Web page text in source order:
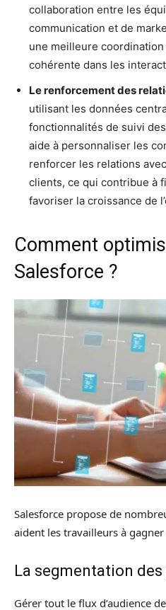
collaboration entre les
communication et de
une meilleure
cohérente dans les
Le renforcement des
utilisant les données
fonctionnalités de suivi
aide à personnaliser les
renforcer les relations
clients, ce qui contribue à
favoriser la croissance de
Comment
Salesforce ?
Salesforce propose de
aident les travailleurs à
La segmentation
Gérer tout le flux d’audience